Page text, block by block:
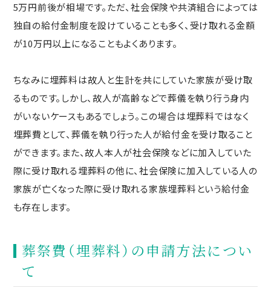
5万円前後が相場です。ただ、社会保険や共済組合によっては
独自の給付金制度を設けていることも多く、受け取れる金額
が10万円以上になることもよくあります。
ちなみに埋葬料は故人と生計を共にしていた家族が受け取
るものです。しかし、故人が高齢などで葬儀を執り行う身内
がいないケースもあるでしょう。この場合は埋葬料ではなく
埋葬費として、葬儀を執り行った人が給付金を受け取ること
ができます。また、故人本人が社会保険などに加入していた
際に受け取れる埋葬料の他に、社会保険に加入している人の
家族が亡くなった際に受け取れる家族埋葬料という給付金
も存在します。
葬祭費（埋葬料）の申請方法につい
て